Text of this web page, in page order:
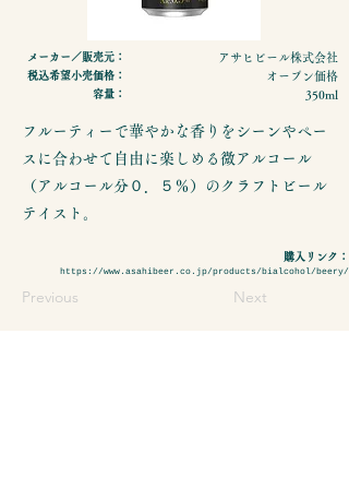
アサヒビール株式会社
メーカー／販売元：
オープン価格
税込希望小売価格：
350ml
容量：
フルーティーで華やかな香りをシーンやペー
スに合わせて自由に楽しめる微アルコール
（アルコール分０．５％）のクラフトビール
テイスト。
購入リンク：
https://www.asahibeer.co.jp/products/bialcohol/beery/
Previous Next